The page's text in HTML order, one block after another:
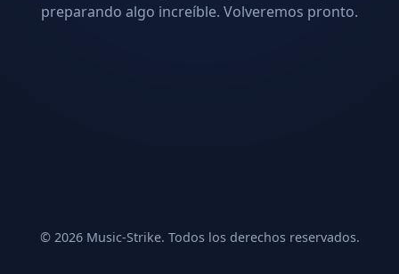
preparando algo increíble. Volveremos pronto.
© 2026 Music-Strike. Todos los derechos reservados.